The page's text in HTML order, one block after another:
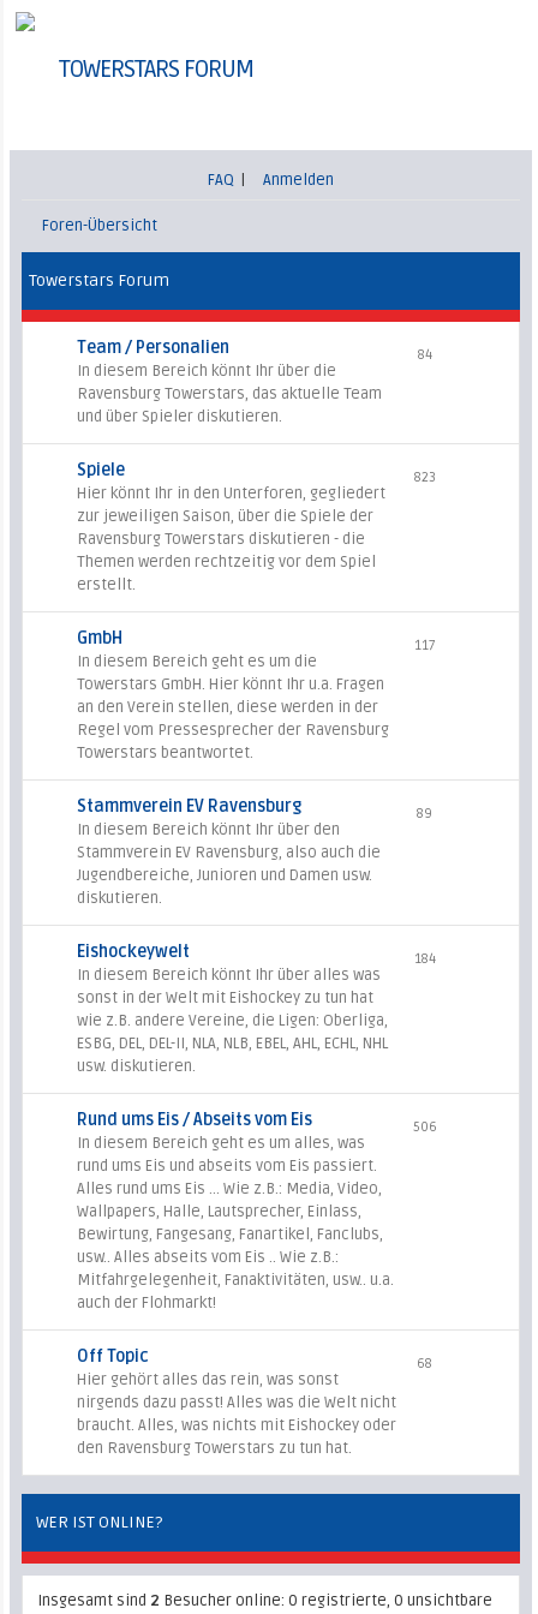
TOWERSTARS FORUM
FAQ Anmelden
Foren-Übersicht
Towerstars Forum
Team / Personalien
In diesem Bereich könnt Ihr über die
Ravensburg Towerstars, das aktuelle Team
und über Spieler diskutieren.
84
Spiele
Hier könnt Ihr in den Unterforen, gegliedert
zur jeweiligen Saison, über die Spiele der
Ravensburg Towerstars diskutieren - die
Themen werden rechtzeitig vor dem Spiel
erstellt.
823
GmbH
In diesem Bereich geht es um die
Towerstars GmbH. Hier könnt Ihr u.a. Fragen
an den Verein stellen, diese werden in der
Regel vom Pressesprecher der Ravensburg
Towerstars beantwortet.
117
Stammverein EV Ravensburg
In diesem Bereich könnt Ihr über den
Stammverein EV Ravensburg, also auch die
Jugendbereiche, Junioren und Damen usw.
diskutieren.
89
Eishockeywelt
In diesem Bereich könnt Ihr über alles was
sonst in der Welt mit Eishockey zu tun hat
wie z.B. andere Vereine, die Ligen: Oberliga,
ESBG, DEL, DEL-II, NLA, NLB, EBEL, AHL, ECHL, NHL
usw. diskutieren.
184
Rund ums Eis / Abseits vom Eis
In diesem Bereich geht es um alles, was
rund ums Eis und abseits vom Eis passiert.
Alles rund ums Eis ... Wie z.B.: Media, Video,
Wallpapers, Halle, Lautsprecher, Einlass,
Bewirtung, Fangesang, Fanartikel, Fanclubs,
usw.. Alles abseits vom Eis .. Wie z.B.:
Mitfahrgelegenheit, Fanaktivitäten, usw.. u.a.
auch der Flohmarkt!
506
Off Topic
Hier gehört alles das rein, was sonst
nirgends dazu passt! Alles was die Welt nicht
braucht. Alles, was nichts mit Eishockey oder
den Ravensburg Towerstars zu tun hat.
68
WER IST ONLINE?
Insgesamt sind 2 Besucher online: 0 registrierte, 0 unsichtbare